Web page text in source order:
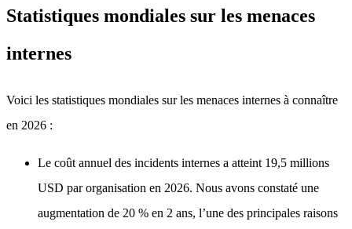
Statistiques mondiales sur les menaces
internes
Voici les statistiques mondiales sur les menaces internes à connaître
en 2026 :
Le coût annuel des incidents internes a atteint 19,5 millions
USD par organisation en 2026. Nous avons constaté une
augmentation de 20 % en 2 ans, l’une des principales raisons